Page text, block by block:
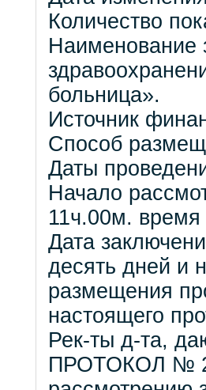
Количество
Наименование
больница».
Источник
Способ
Даты
Начало
11ч.00м. время
Дата
десять дней и
размещения
настоящего
Рек-ты д-та,
ПРОТОКОЛ №